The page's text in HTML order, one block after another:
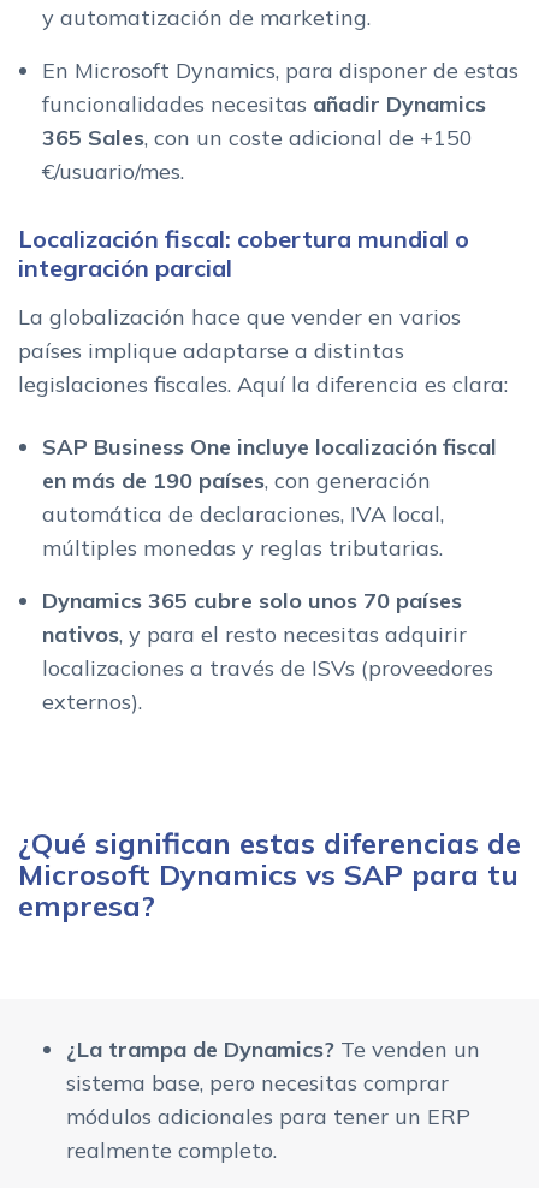
y automatización de marketing.
En Microsoft Dynamics, para disponer de estas
funcionalidades necesitas añadir Dynamics
365 Sales, con un coste adicional de +150
€/usuario/mes.
Localización fiscal: cobertura mundial o
integración parcial
La globalización hace que vender en varios
países implique adaptarse a distintas
legislaciones fiscales. Aquí la diferencia es clara:
SAP Business One incluye localización fiscal
en más de 190 países, con generación
automática de declaraciones, IVA local,
múltiples monedas y reglas tributarias.
Dynamics 365 cubre solo unos 70 países
nativos, y para el resto necesitas adquirir
localizaciones a través de ISVs (proveedores
externos).
¿Qué significan estas diferencias de
Microsoft Dynamics vs SAP para tu
empresa?
¿La trampa de Dynamics? Te venden un
sistema base, pero necesitas comprar
módulos adicionales para tener un ERP
realmente completo.